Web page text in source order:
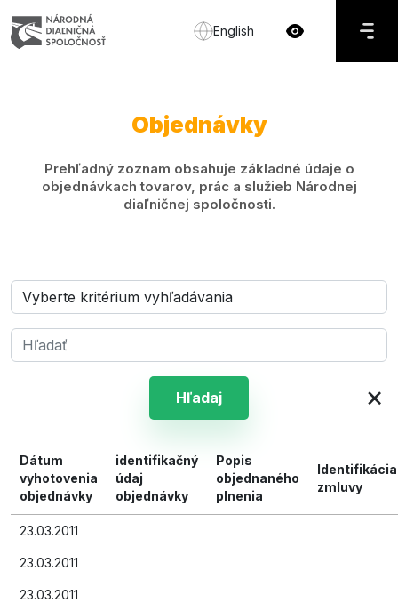
English
Objednávky
Prehľadný zoznam obsahuje základné údaje o
objednávkach tovarov, prác a služieb Národnej
diaľničnej spoločnosti.
Hľadaj ×
Dátum
vyhotovenia
objednávky
identifikačný
údaj
objednávky
Popis
objednaného
plnenia
Identifikácia
zmluvy
23.03.2011
23.03.2011
23.03.2011